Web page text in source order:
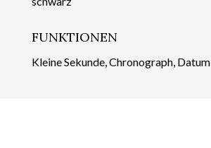
FUNKTIONEN
Kleine Sekunde, Chronograph, Datum